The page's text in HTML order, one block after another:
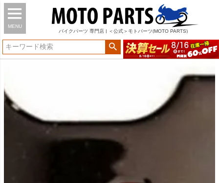
MENU
バイク パーツ 専門店 | ＜公式＞モトパーツ(MOTO PARTS)